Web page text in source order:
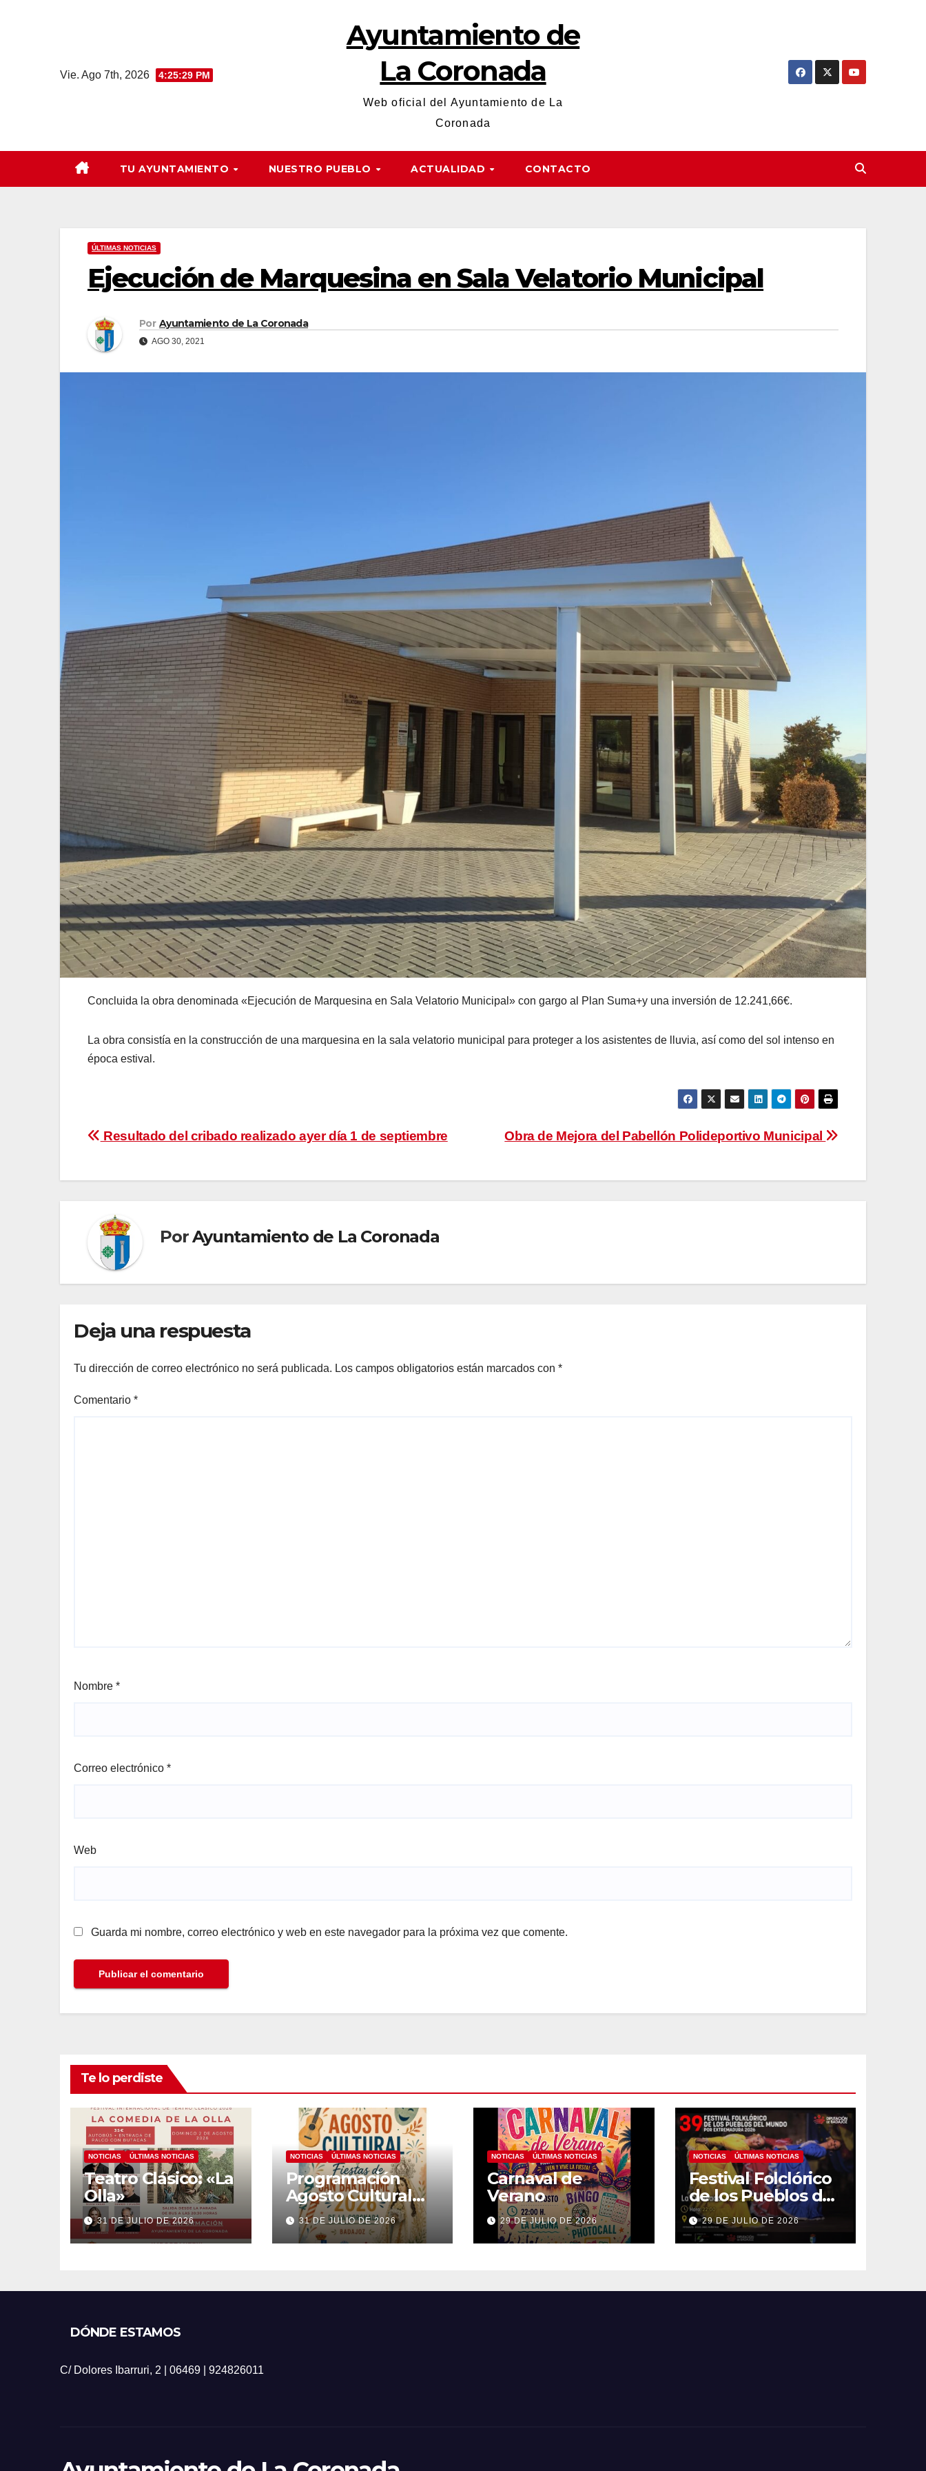
Vie. Ago 7th, 2026 4:25:30 PM
Ayuntamiento de
La Coronada
Web oficial del Ayuntamiento de La
Coronada
TU AYUNTAMIENTO NUESTRO PUEBLO ACTUALIDAD CONTACTO
ÚLTIMAS NOTICIAS
Ejecución de Marquesina en Sala Velatorio Municipal
Por Ayuntamiento de La Coronada
AGO 30, 2021
Concluida la obra denominada «Ejecución de Marquesina en Sala Velatorio Municipal» con gargo al Plan Suma+y una inversión de 12.241,66€.
La obra consistía en la construcción de una marquesina en la sala velatorio municipal para proteger a los asistentes de lluvia, así como del sol intenso en
época estival.
Navegación
Obra de Mejora del Pabellón Polideportivo Municipal
Resultado del cribado realizado ayer día 1 de septiembre
PorAyuntamiento de La Coronada
Deja una respuesta
Tu dirección de correo electrónico no será publicada. Los campos obligatorios están marcados con *
Comentario *
Nombre *
Correo electrónico *
Web
Guarda mi nombre, correo electrónico y web en este navegador para la próxima vez que comente.
Te lo perdiste
NOTICIAS ÚLTIMAS NOTICIAS
Teatro Clásico: «La
Olla»
31 DE JULIO DE 2026
NOTICIAS ÚLTIMAS NOTICIAS
Programación
Agosto Cultural
2026
31 DE JULIO DE 2026
NOTICIAS ÚLTIMAS NOTICIAS
Carnaval de
Verano
29 DE JULIO DE 2026
NOTICIAS ÚLTIMAS NOTICIAS
Festival Folclórico
de los Pueblos del
Mundo
29 DE JULIO DE 2026
DÓNDE ESTAMOS
C/ Dolores Ibarruri, 2 | 06469 | 924826011